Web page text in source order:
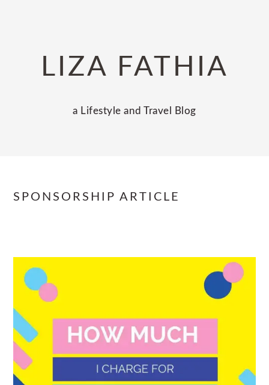
navigationLIZA FATHIA
a Lifestyle and Travel Blog
SPONSORSHIP ARTICLE